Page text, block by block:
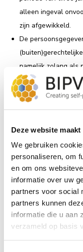
Deze website
We gebruiken
personaliseren, om
en om ons
informatie over uw
partners voor social
partners kunnen
informatie die u aan
verzameld op basis
alleen ingeval
zijn afgewikkeld.
De
namelijk zolang als
Persoonsgegevens
wettelijke
Delen van
BIPV.world B.V.
verstrekt deze
onze overeenkomst
verplichting. Met
opdracht, sluiten wij
voor eenzelfde niveau
uw gegevens.
verwerkingen.